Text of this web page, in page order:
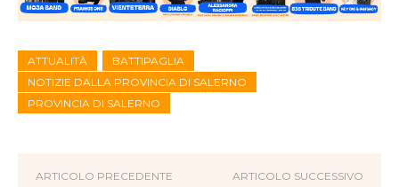
ATTUALITÀ
BATTIPAGLIA
NOTIZIE DALLA PROVINCIA DI SALERNO
PROVINCIA DI SALERNO
ARTICOLO PRECEDENTE ARTICOLO SUCCESSIVO